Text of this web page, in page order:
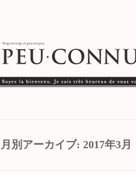
月別アーカイブ: 2017年3月